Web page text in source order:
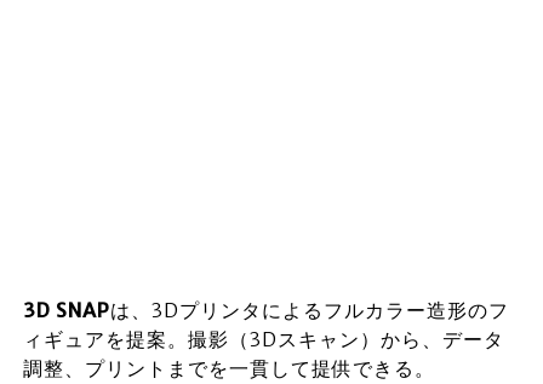
3D SNAPは、3Dプリンタによるフルカラー造形のフ
ィギュアを提案。撮影（3Dスキャン）から、データ
調整、プリントまでを一貫して提供できる。